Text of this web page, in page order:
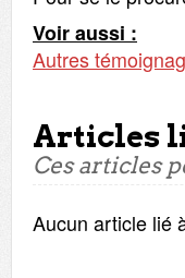
Voir aussi :
Autres
Articles
Ces articles
Aucun article lié